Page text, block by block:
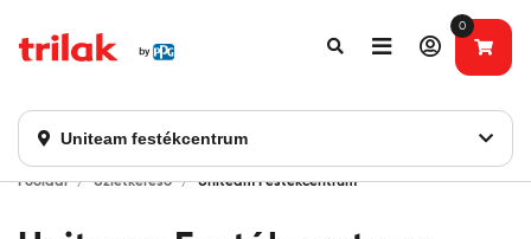
Uniteam festékcentrum
0
Fontos tájékoztatás!
Főoldal Üzletkereső Uniteam Festékcentrum